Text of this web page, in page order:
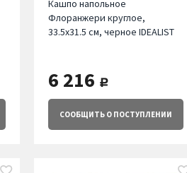
Кашпо напольное
Флоранжери круглое,
33.5х31.5 см, черное IDEALIST
6 216 руб.
СООБЩИТЬО ПОСТУПЛЕНИИ